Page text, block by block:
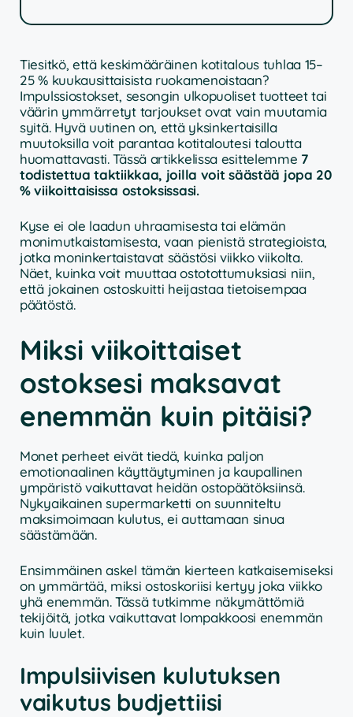
Tiesitkö, että keskimääräinen kotitalous tuhlaa 15–
25 % kuukausittaisista ruokamenoistaan?
Impulssiostokset, sesongin ulkopuoliset tuotteet tai
väärin ymmärretyt tarjoukset ovat vain muutamia
syitä. Hyvä uutinen on, että yksinkertaisilla
muutoksilla voit parantaa kotitaloutesi taloutta
huomattavasti. Tässä artikkelissa esittelemme 7
todistettua taktiikkaa, joilla voit säästää jopa 20
% viikoittaisissa ostoksissasi.
Kyse ei ole laadun uhraamisesta tai elämän
monimutkaistamisesta, vaan pienistä strategioista,
jotka moninkertaistavat säästösi viikko viikolta.
Näet, kuinka voit muuttaa ostotottumuksiasi niin,
että jokainen ostoskuitti heijastaa tietoisempaa
päätöstä.
Miksi viikoittaiset
ostoksesi maksavat
enemmän kuin pitäisi?
Monet perheet eivät tiedä, kuinka paljon
emotionaalinen käyttäytyminen ja kaupallinen
ympäristö vaikuttavat heidän ostopäätöksiinsä.
Nykyaikainen supermarketti on suunniteltu
maksimoimaan kulutus, ei auttamaan sinua
säästämään.
Ensimmäinen askel tämän kierteen katkaisemiseksi
on ymmärtää, miksi ostoskoriisi kertyy joka viikko
yhä enemmän. Tässä tutkimme näkymättömiä
tekijöitä, jotka vaikuttavat lompakkoosi enemmän
kuin luulet.
Impulsiivisen kulutuksen
vaikutus budjettiisi